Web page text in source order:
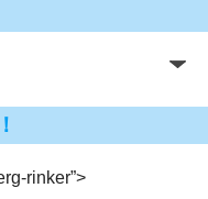
rinker”>